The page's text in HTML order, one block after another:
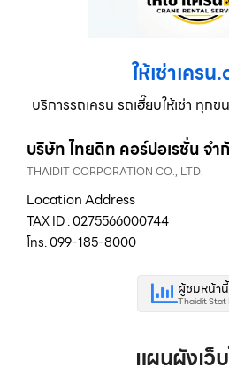
ให้เช่าเคร
บริการรถเครน รถเฮี๊ยบให้เช่า ทุ
บริษัท ไทยดิท คอร์ปอเรชั่น จำ
THAIDIT CORPORATION CO., LTD.
Location Address
TAX ID : 0275566000744
โทร. 099-185-8000
ผู้ชมหน้า
Thaidit Stat
แผนผังเว็